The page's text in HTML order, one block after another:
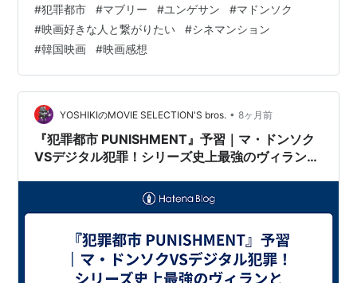
ました ✨ お越しいただきありがとうございます。この記
事は新しいブログへ引っ越しました。 ⏳ 5秒後に移動し
ます。 お急ぎの方はこちら▶︎
#犯罪都市 #マブリー #ユンゲサン #マドンソク
#映画好きな人と繋がりたい #シネマンション
#韓国映画 #映画感想
YOSHIKIのMOVIE SELECTION'S bros. • 8ヶ月前
『犯罪都市 PUNISHMENT』予習｜マ・ドンソク
VSデジタル犯罪！シリーズ史上最強のヴィランと